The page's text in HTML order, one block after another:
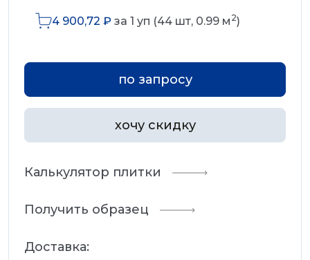
4 900,72 ₽ за 1 уп (44 шт, 0.99 м 2)
по запросу
хочу скидку
Калькулятор плитки
Получить образец
Доставка: